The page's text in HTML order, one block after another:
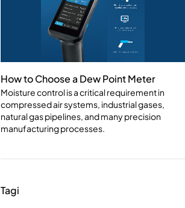
How to Choose a Dew Point Meter
Moisture control is a critical requirement in
compressed air systems, industrial gases,
natural gas pipelines, and many precision
manufacturing processes.
Tagi